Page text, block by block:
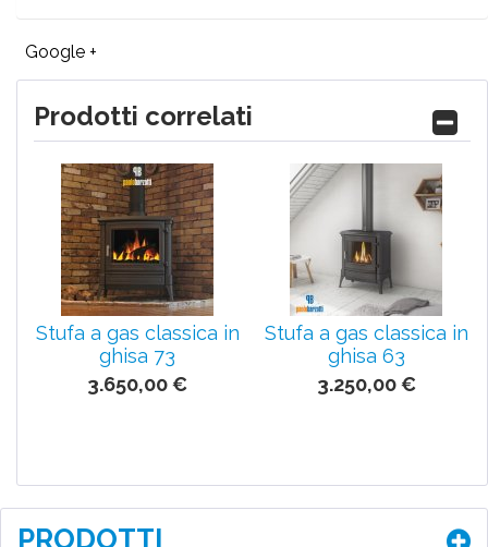
Google +
Prodotti correlati
Stufa a gas classica in
ghisa 73
3.650,00 €
Stufa a gas classica in
ghisa 63
3.250,00 €
PRODOTTI